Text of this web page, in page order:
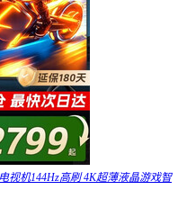
视机144Hz高刷 4K超薄液晶游戏智